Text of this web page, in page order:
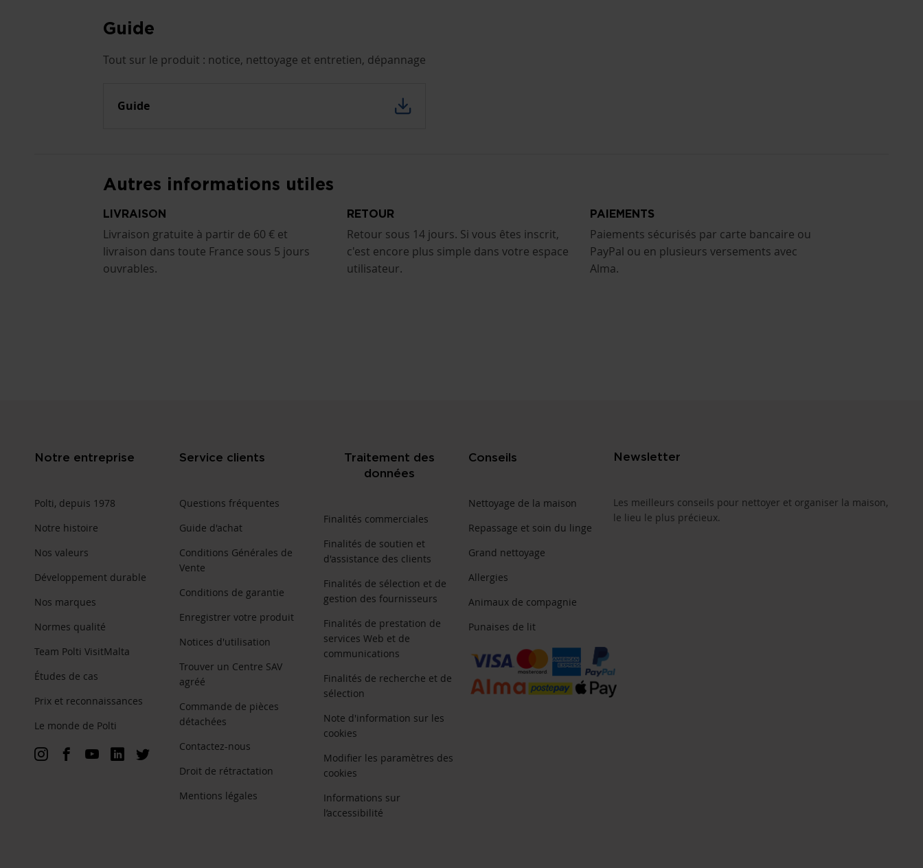
Guide
Tout sur le produit : notice, nettoyage et entretien, dépannage
Guide
Autres informations utiles
LIVRAISON
Livraison gratuite à partir de 60 € et
livraison dans toute France sous 5 jours
ouvrables.
RETOUR
Retour sous 14 jours. Si vous êtes inscrit,
c'est encore plus simple dans votre espace
utilisateur.
PAIEMENTS
Paiements sécurisés par carte bancaire ou
PayPal ou en plusieurs versements avec
Alma.
Notre entreprise
Polti, depuis 1978
Notre histoire
Nos valeurs
Développement durable
Nos marques
Normes qualité
Team Polti VisitMalta
Études de cas
Prix et reconnaissances
Le monde de Polti
Service clients
Questions fréquentes
Guide d'achat
Conditions Générales de
Vente
Conditions de garantie
Enregistrer votre produit
Notices d'utilisation
Trouver un Centre SAV
agréé
Commande de pièces
détachées
Contactez-nous
Droit de rétractation
Mentions légales
Traitement des
données
Finalités commerciales
Finalités de soutien et
d'assistance des clients
Finalités de sélection et de
gestion des fournisseurs
Finalités de prestation de
services Web et de
communications
Finalités de recherche et de
sélection
Note d'information sur les
cookies
Modifier les paramètres des
cookies
Informations sur
l’accessibilité
Conseils
Nettoyage de la maison
Repassage et soin du linge
Grand nettoyage
Allergies
Animaux de compagnie
Punaises de lit
Newsletter
Les meilleurs conseils pour nettoyer et organiser la maison,
le lieu le plus précieux.